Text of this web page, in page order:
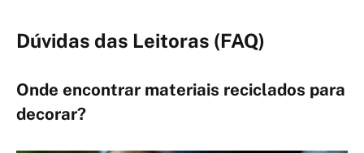
Dúvidas das Leitoras (FAQ)
Onde encontrar materiais reciclados para
decorar?